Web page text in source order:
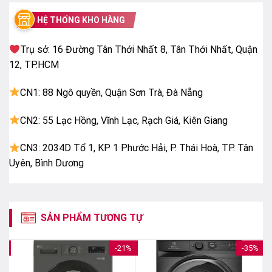
gia đình đông thành viên trên 7 thành viên hoặc những
nơi cần máy giặt có khối lượng giặt và lồng giặt lớn
để giặt giũ.
– Máy giặt LG Inverter có chương trình hoạt động đa
dạng để hỗ trợ cho việc giặt giũ như
giặt hơi nước,
giặt ngừa dị ứng, giặt AI,…
HỆ THỐNG KHO HÀNG
Trụ sở: 16 Đường Tân Thới Nhất 8, Tân Thới Nhất, Quận
12, TP.HCM
CN1: 88 Ngô quyền, Quận Sơn Trà, Đà Nẵng
CN2: 55 Lạc Hồng, Vĩnh Lạc, Rạch Giá, Kiên Giang
CN3: 2034D Tổ 1, KP 1 Phước Hải, P. Thái Hoà, TP. Tân
Uyên, Bình Dương
SẢN PHẨM TƯƠNG TỰ
-21% -35%